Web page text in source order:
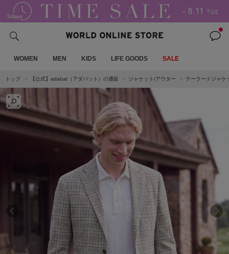
WOMEN MEN KIDS LIFE GOODS SALE
トップ 【公式】adabat（アダバット）の通販 ジャケット/アウター テーラードジャケ